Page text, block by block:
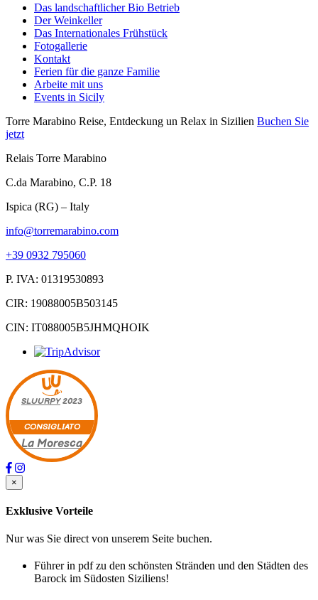
Das landschaftlicher Bio Betrieb
Der Weinkeller
Das Internationales Frühstück
Fotogallerie
Kontakt
Ferien für die ganze Familie
Arbeite mit uns
Events in Sicily
Torre Marabino Reise, Entdeckung un Relax in Sizilien Buchen Sie
jetzt
Relais Torre Marabino
C.da Marabino, C.P. 18
Ispica (RG) – Italy
info@torremarabino.com
+39 0932 795060
P. IVA: 01319530893
CIR: 19088005B503145
CIN: IT088005B5JHMQHOIK
SLUURPY2023
CONSIGLIATO
La Moresca
×
Exklusive Vorteile
Nur was Sie direct von unserem Seite buchen.
Führer in pdf zu den schönsten Stränden und den Städten des
Barock im Südosten Siziliens!